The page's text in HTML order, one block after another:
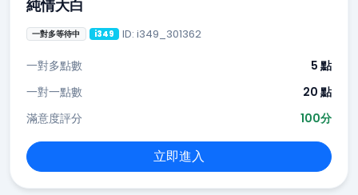
純情大白
一對多等待中 i349 ID: i349_301362
一對多點數
5 點
一對一點數
20 點
滿意度評分
100分
立即進入